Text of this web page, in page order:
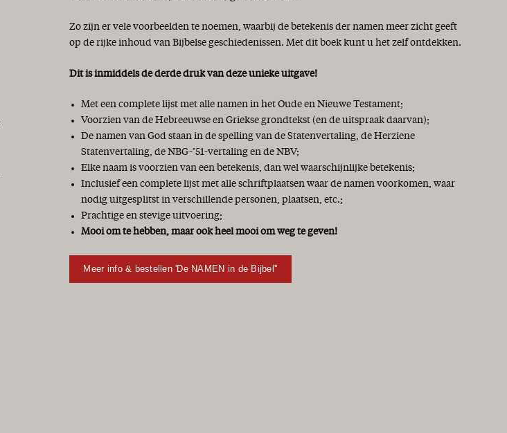
Zo zijn er vele voorbeelden te noemen, waarbij de betekenis der namen meer zicht geeft
op de rijke inhoud van Bijbelse geschiedenissen. Met dit boek kunt u het zelf ontdekken.
Dit is inmiddels de derde druk van deze unieke uitgave!
Met een complete lijst met alle namen in het Oude en Nieuwe Testament;
Voorzien van de Hebreeuwse en Griekse grondtekst (en de uitspraak daarvan);
De namen van God staan in de spelling van de Statenvertaling, de Herziene
Statenvertaling, de NBG-’51-vertaling en de NBV;
Elke naam is voorzien van een betekenis, dan wel waarschijnlijke betekenis;
Inclusief een complete lijst met alle schriftplaatsen waar de namen voorkomen, waar
nodig uitgesplitst in verschillende personen, plaatsen, etc.;
Prachtige en stevige uitvoering;
Mooi om te hebben, maar ook heel mooi om weg te geven!
Meer info & bestellen 'De NAMEN in de Bijbel''